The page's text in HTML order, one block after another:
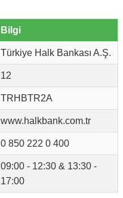
Bilgi
Türkiye Halk Bankası A.Ş.
12
TRHBTR2A
www.halkbank.com.tr
0 850 222 0 400
09:00 - 12:30 & 13:30 -
17:00